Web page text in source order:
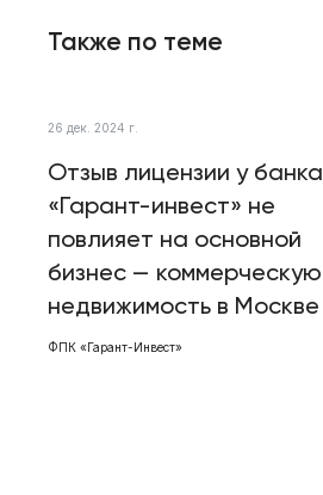
Также по теме
26 дек. 2024 г.
Отзыв лицензии у банка
«Гарант-инвест» не
повлияет на основной
бизнес — коммерческую
недвижимость в Москве
ФПК «Гарант-Инвест»